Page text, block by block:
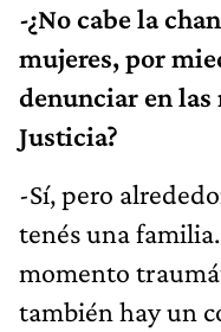
-¿No cabe la
mujeres, por
denunciar en las
Justicia?
-Sí, pero
tenés una
momento
también hay un